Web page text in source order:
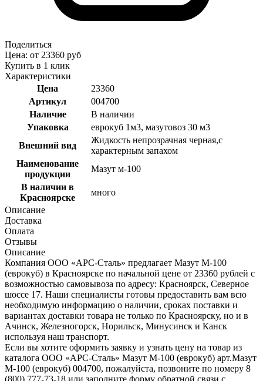
Поделиться
Цена: от 23360 руб
Купить в 1 клик
Характеристики
Цена
23360
Артикул
004700
Наличие
В наличии
Упаковка
еврокуб 1м3, мазутовоз 30 м3
Внешний вид
Жидкость непрозрачная черная,с
характерным запахом
Наименование
продукции
Мазут м-100
В наличии в
Красноярске
много
Описание
Доставка
Оплата
Отзывы
Описание
Компания ООО «АРС-Сталь» предлагает Мазут М-100
(еврокуб) в Красноярске по начальной цене от 23360 рублей с
возможностью самовывоза по адресу: Красноярск, Северное
шоссе 17. Наши специалисты готовы предоставить вам всю
необходимую информацию о наличии, сроках поставки и
вариантах доставки товара не только по Красноярску, но и в
Ачинск, Железногорск, Норильск, Минусинск и Канск
используя наш транспорт.
Если вы хотите оформить заявку и узнать цену на товар из
каталога ООО «АРС-Сталь» Мазут М-100 (еврокуб) арт.Мазут
М-100 (еврокуб) 004700, пожалуйста, позвоните по номеру 8
(800) 777-73-18 или заполните форму обратной связи с